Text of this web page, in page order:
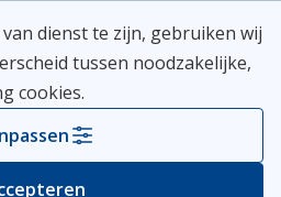
Open
dienst te zijn, gebruiken wij
tussen noodzakelijke,
cookies.